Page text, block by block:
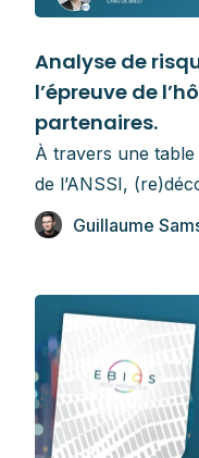
Analyse de
l’épreuve de
partenaires.
À travers une
de l’ANSSI,
Guillaume